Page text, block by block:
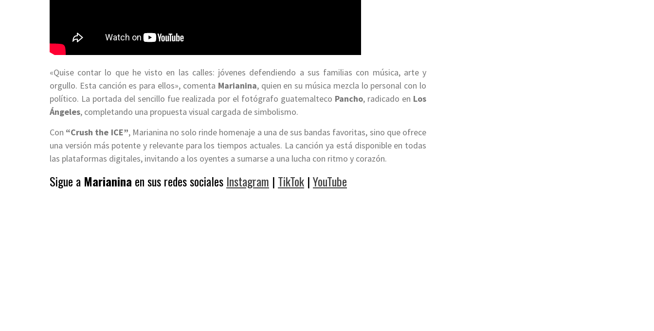
«Quise contar lo que he visto en las calles: jóvenes defendiendo a sus familias con música, arte y
orgullo. Esta canción es para ellos», comenta Marianina, quien en su música mezcla lo personal con lo
político. La portada del sencillo fue realizada por el fotógrafo guatemalteco Pancho, radicado en Los
Ángeles, completando una propuesta visual cargada de simbolismo.
Con “Crush the ICE”, Marianina no solo rinde homenaje a una de sus bandas favoritas, sino que ofrece
una versión más potente y relevante para los tiempos actuales. La canción ya está disponible en todas
las plataformas digitales, invitando a los oyentes a sumarse a una lucha con ritmo y corazón.
Sigue a Marianina en sus redes sociales Instagram | TikTok |YouTube